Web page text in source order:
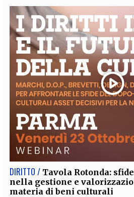
DIRITTO / Tavola Rotonda:
nella gestione e
materia di beni culturali